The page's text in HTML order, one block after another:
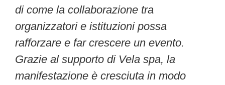
di come la collaborazione tra
organizzatori e istituzioni possa
rafforzare e far crescere un evento.
Grazie al supporto di Vela spa, la
manifestazione è cresciuta in modo